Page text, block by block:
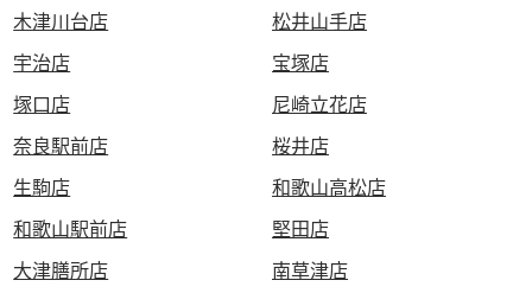
木津川台店
松井山手店
宇治店
宝塚店
塚口店
尼崎立花店
奈良駅前店
桜井店
生駒店
和歌山高松店
和歌山駅前店
堅田店
大津膳所店
南草津店